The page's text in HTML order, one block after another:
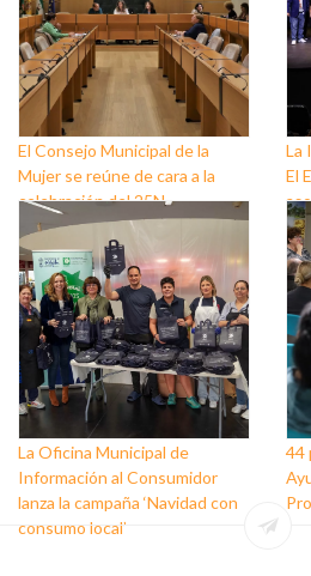
El Consejo Municipal de la
Mujer se reúne de cara a la
celebración del 25N
La
El
de
La Oficina Municipal de
Información al Consumidor
lanza la campaña ‘Navidad con
consumo local’
44